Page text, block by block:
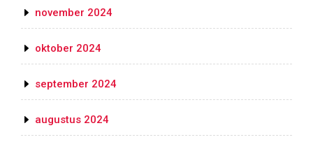
november 2024
oktober 2024
september 2024
augustus 2024